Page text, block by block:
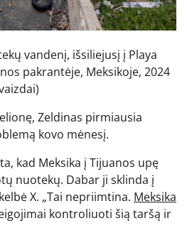
vandenį, išsiliejusį į Playa
pakrantėje, Meksikoje, 2024
Zeldinas pirmiausia
kovo mėnesį.
kad Meksika į Tijuanos upę
nuotekų. Dabar ji sklinda į
X. „Tai nepriimtina. Meksika
kontroliuoti šią taršą ir